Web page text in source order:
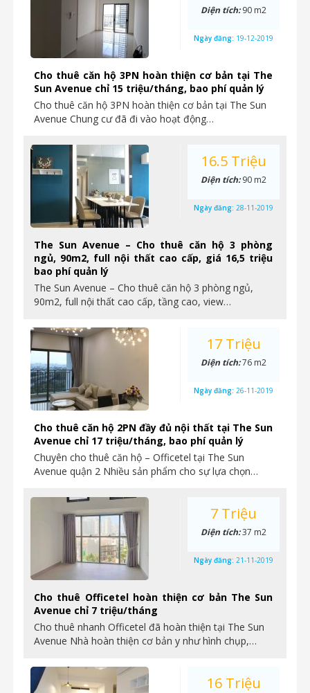
Cho thuê căn hộ 3PN hoàn thiện cơ bản tại The
Sun Avenue chỉ 15 triệu/tháng, bao phí quản lý
Cho thuê căn hộ 3PN hoàn thiện cơ bản tại The Sun
Avenue Chung cư đã đi vào hoạt động…
Diện tích:90 m2
Ngày đăng: 19-12-2019
The Sun Avenue – Cho thuê căn hộ 3 phòng
ngủ, 90m2, full nội thất cao cấp, giá 16,5 triệu
bao phí quản lý
The Sun Avenue – Cho thuê căn hộ 3 phòng ngủ,
90m2, full nội thất cao cấp, tầng cao, view…
16.5 Triệu
Diện tích:90 m2
Ngày đăng: 28-11-2019
Cho thuê căn hộ 2PN đầy đủ nội thất tại The Sun
Avenue chỉ 17 triệu/tháng, bao phí quản lý
Chuyên cho thuê căn hộ – Officetel tại The Sun
Avenue quận 2 Nhiều sản phẩm cho sự lựa chọn…
17 Triệu
Diện tích:76 m2
Ngày đăng: 26-11-2019
Cho thuê Officetel hoàn thiện cơ bản The Sun
Avenue chỉ 7 triệu/tháng
Cho thuê nhanh Officetel đã hoàn thiện tại The Sun
Avenue Nhà hoàn thiện cơ bản y như hình chụp,…
7 Triệu
Diện tích:37 m2
Ngày đăng: 21-11-2019
16 Triệu